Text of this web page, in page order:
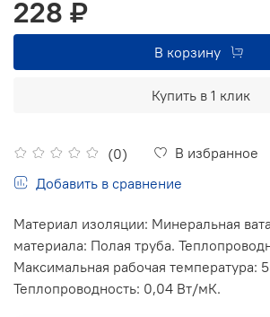
(0)
В избранное
Добавить в сравнение
228 ₽
В корзину
Купить в 1 клик
Материал изоляции: Минеральная
материала: Полая труба.
Максимальная рабочая температура:
Теплопроводность: 0,04 Вт/мК.